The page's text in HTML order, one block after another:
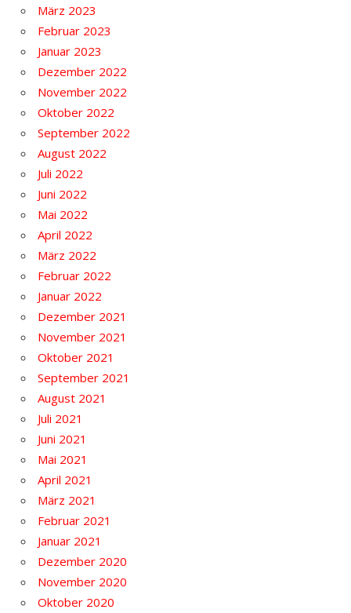
März 2023
Februar 2023
Januar 2023
Dezember 2022
November 2022
Oktober 2022
September 2022
August 2022
Juli 2022
Juni 2022
Mai 2022
April 2022
März 2022
Februar 2022
Januar 2022
Dezember 2021
November 2021
Oktober 2021
September 2021
August 2021
Juli 2021
Juni 2021
Mai 2021
April 2021
März 2021
Februar 2021
Januar 2021
Dezember 2020
November 2020
Oktober 2020